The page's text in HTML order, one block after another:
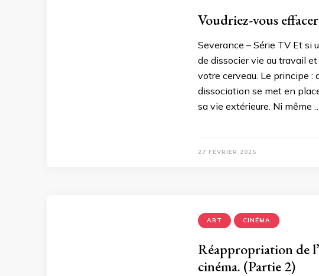
Voudriez-vous
Severance – Série TV Et
de dissocier vie au travail
votre cerveau. Le principe :
dissociation se met en
sa vie extérieure. Ni même
27 FÉVRIER 2025
ART CINÉMA
Réappropriation de
cinéma. (Partie 2)